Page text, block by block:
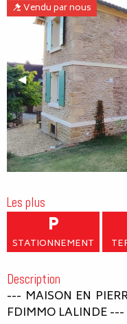
Vendu par nous
Previous Slide
◀︎
Les plus
STATIONNEMENT
Description
--- MAISON EN
FDIMMO LALINDE ---